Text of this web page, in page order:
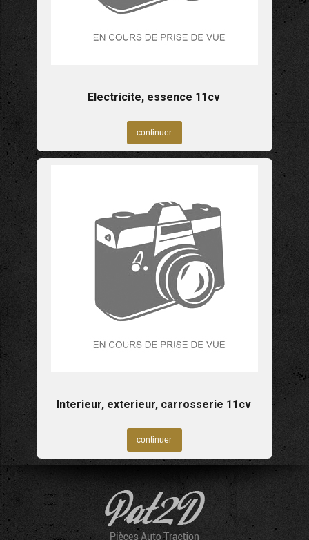
Electricite, essence 11cv
Interieur, exterieur, carrosserie 11cv